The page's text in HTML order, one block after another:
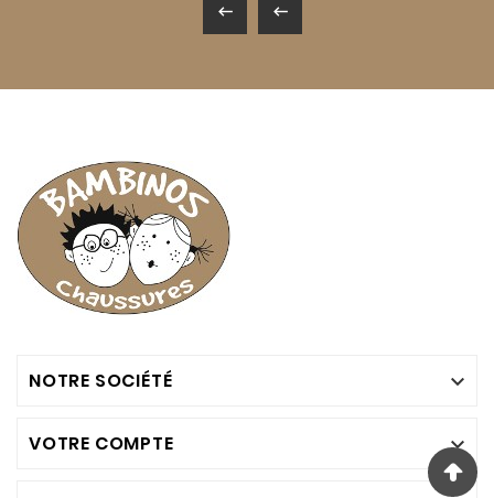
 
NOTRE SOCIÉTÉ 
VOTRE COMPTE 